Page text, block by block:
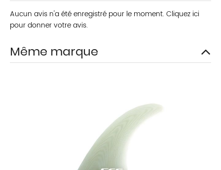
Aucun avis n'a été enregistré pour le moment. Cliquez ici
pour donner votre avis.
Même marque